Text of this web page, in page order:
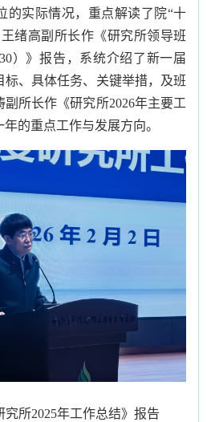
的实际情况， 重点解读了 院“十
王绪高副所长作《研究所领导班
） 》报告，系统介绍了新一届
标、具体任务、 关键举措， 及班
副所长作 《研究所2026年主要工
年的重点工作与发展方向。
究所2025年工作总结》 报告